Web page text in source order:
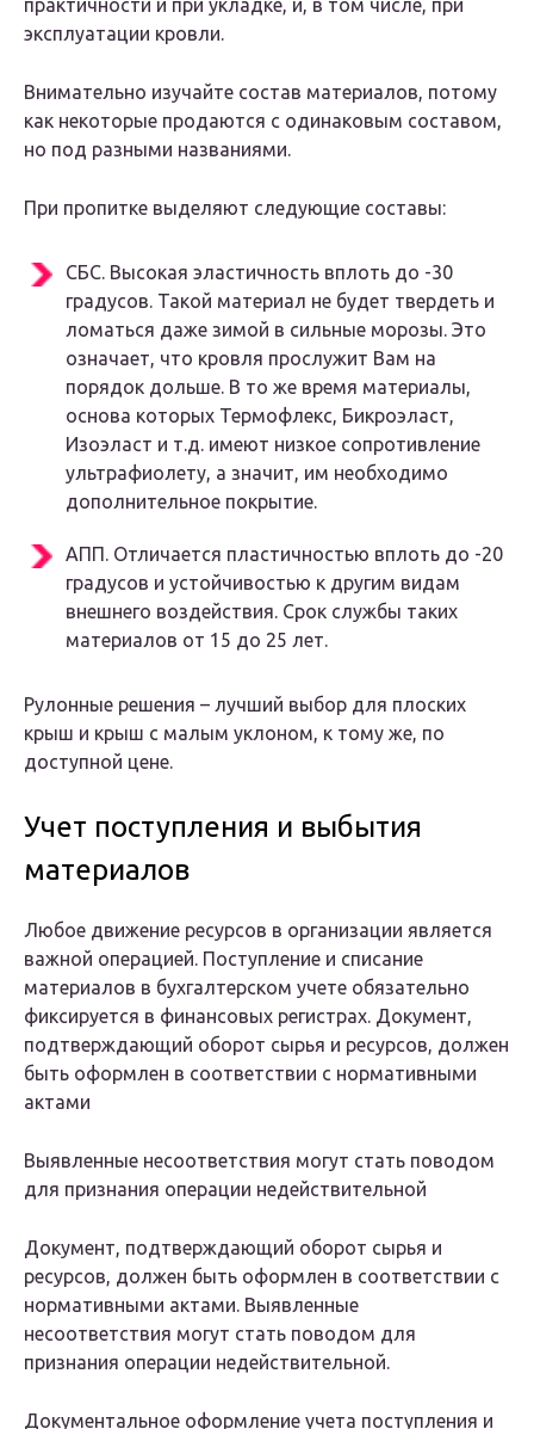
практичности и при укладке, и, в том числе, при
эксплуатации кровли.
Внимательно изучайте состав материалов, потому
как некоторые продаются с одинаковым составом,
но под разными названиями.
При пропитке выделяют следующие составы:
СБС. Высокая эластичность вплоть до -30
градусов. Такой материал не будет твердеть и
ломаться даже зимой в сильные морозы. Это
означает, что кровля прослужит Вам на
порядок дольше. В то же время материалы,
основа которых Термофлекс, Бикроэласт,
Изоэласт и т.д. имеют низкое сопротивление
ультрафиолету, а значит, им необходимо
дополнительное покрытие.
АПП. Отличается пластичностью вплоть до -20
градусов и устойчивостью к другим видам
внешнего воздействия. Срок службы таких
материалов от 15 до 25 лет.
Рулонные решения – лучший выбор для плоских
крыш и крыш с малым уклоном, к тому же, по
доступной цене.
Учет поступления и выбытия
материалов
Любое движение ресурсов в организации является
важной операцией. Поступление и списание
материалов в бухгалтерском учете обязательно
фиксируется в финансовых регистрах. Документ,
подтверждающий оборот сырья и ресурсов, должен
быть оформлен в соответствии с нормативными
актами
Выявленные несоответствия могут стать поводом
для признания операции недействительной
Документ, подтверждающий оборот сырья и
ресурсов, должен быть оформлен в соответствии с
нормативными актами. Выявленные
несоответствия могут стать поводом для
признания операции недействительной.
Документальное оформление учета поступления и